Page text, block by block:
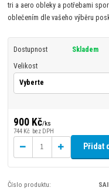
tri a aero obleky a potřebami
oblečením dle vašeho výběru
Dostupnost Skladem
Velikost
900 Kč/ks
744 Kč bez DPH
Přidat
Číslo produktu: